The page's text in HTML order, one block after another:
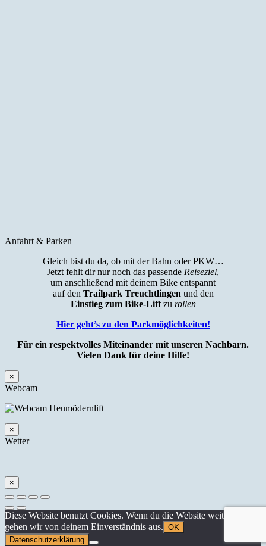
Anfahrt & Parken
Gleich bist du da, ob mit der Bahn oder PKW…
Jetzt fehlt dir nur noch das passende Reiseziel,
um anschließend mit deinem Bike entspannt
auf den Trailpark Treuchtlingen und den
Einstieg zum Bike-Liftzu rollen
Hier geht’s zu den Parkmöglichkeiten!
Für ein respektvolles Miteinander mit unseren Nachbarn.
Vielen Dank für deine Hilfe!
×
Webcam
×
Wetter
×
Diese Website benutzt Cookies. Wenn du die Website weiter nutzt,
gehen wir von deinem Einverständnis aus. OK
Datenschutzerklärung